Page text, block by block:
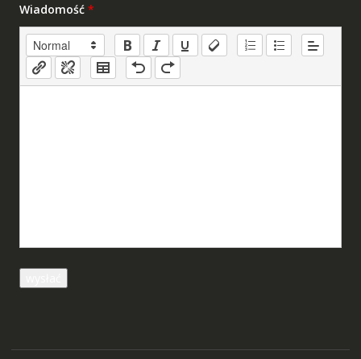
Wiadomość *